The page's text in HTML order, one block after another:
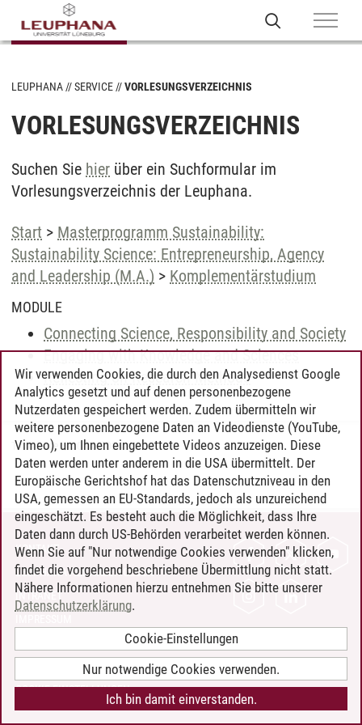
LEUPHANA SERVICE VORLESUNGSVERZEICHNIS
VORLESUNGSVERZEICHNIS
Suchen Sie hier über ein Suchformular im
Vorlesungsverzeichnis der Leuphana.
Start > Masterprogramm Sustainability:
Sustainability Science: Entrepreneurship, Agency
and Leadership (M.A.) > Komplementärstudium
MODULE
Connecting Science, Responsibility and Society
Engaging with Knowledge and Sciences
Reflecting on Research Methods
Timo Leder/30.06.2024
KONTAKT
LEUPHANA ALS ARBEITGEBER
INTRANET
BARRIEREFREIHEIT
COOKIE-EINSTELLUNGEN
Wir verwenden Cookies, die durch den Analysedienst Google
Analytics gesetzt und auf denen personenbezogene
Nutzerdaten gespeichert werden. Zudem übermitteln wir
weitere personenbezogene Daten an Videodienste (YouTube,
Vimeo), um Ihnen eingebettete Videos anzuzeigen. Diese
Daten werden unter anderem in die USA übermittelt. Der
Europäische Gerichtshof hat das Datenschutzniveau in den
USA, gemessen an EU-Standards, jedoch als unzureichend
eingeschätzt. Es besteht auch die Möglichkeit, dass Ihre
Daten dann durch US-Behörden verarbeitet werden können.
Wenn Sie auf "Nur notwendige Cookies verwenden" klicken,
findet die vorgehend beschriebene Übermittlung nicht statt.
Nähere Informationen hierzu entnehmen Sie bitte unserer
Datenschutzerklärung.
Cookie-Einstellungen
Nur notwendige Cookies verwenden.
Ich bin damit einverstanden.